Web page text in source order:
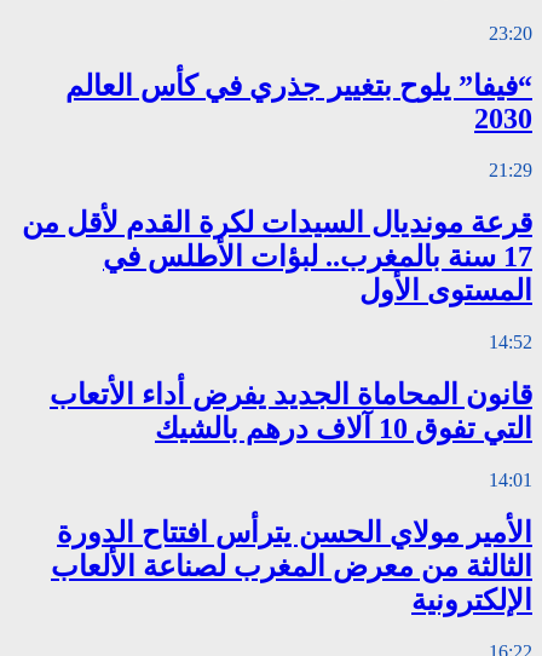
23:20
“فيفا” يلوح بتغيير جذري في كأس العالم
2030
21:29
قرعة مونديال السيدات لكرة القدم لأقل من
17 سنة بالمغرب.. لبؤات الأطلس في
المستوى الأول
14:52
قانون المحاماة الجديد يفرض أداء الأتعاب
التي تفوق 10 آلاف درهم بالشيك
14:01
الأمير مولاي الحسن يترأس افتتاح الدورة
الثالثة من معرض المغرب لصناعة الألعاب
الإلكترونية
16:22